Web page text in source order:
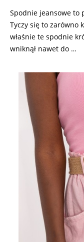
Spodnie jeansowe to
Tyczy się to zarówno
właśnie te spodnie
wniknął nawet do …